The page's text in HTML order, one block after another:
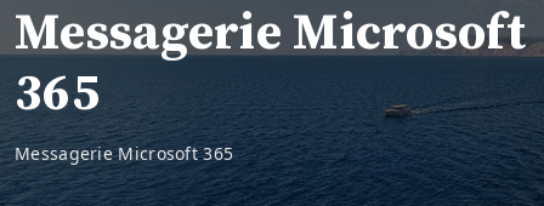
Messagerie Microsoft
365
Messagerie Microsoft 365